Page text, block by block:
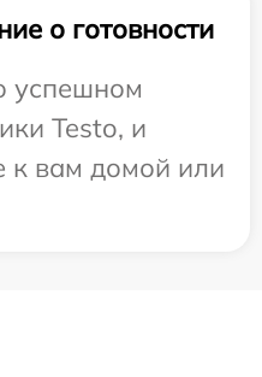
о готовности
успешном
Testo, и
к вам домой или